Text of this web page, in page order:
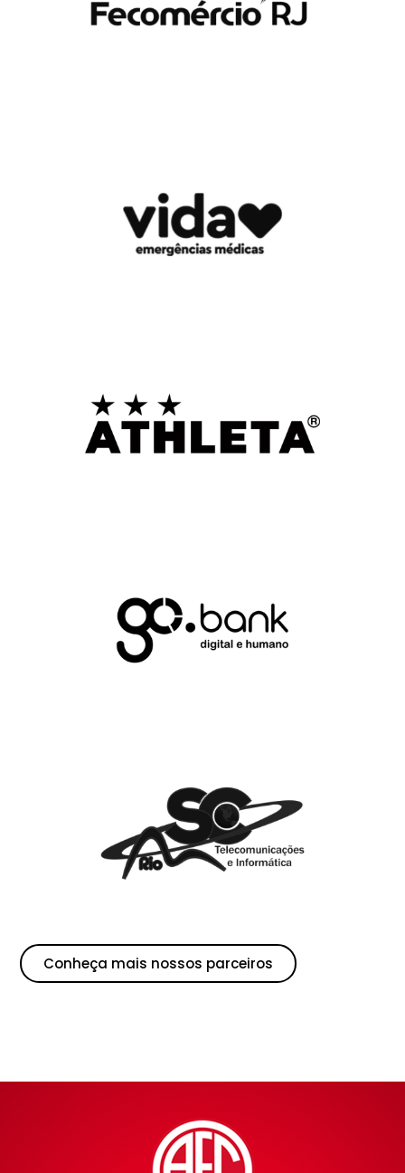
Conheça mais nossos parceiros